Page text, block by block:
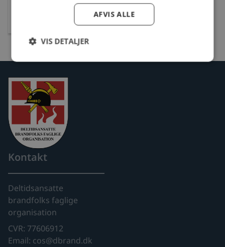
Ansat: Falck
Tlf.: 23453094
Kontakt
Deltidsansatte
brandfolks faglige
organisation
CVR: 77606912
Email: cos@dbrand.dk
AFVIS ALLE
VIS DETALJER